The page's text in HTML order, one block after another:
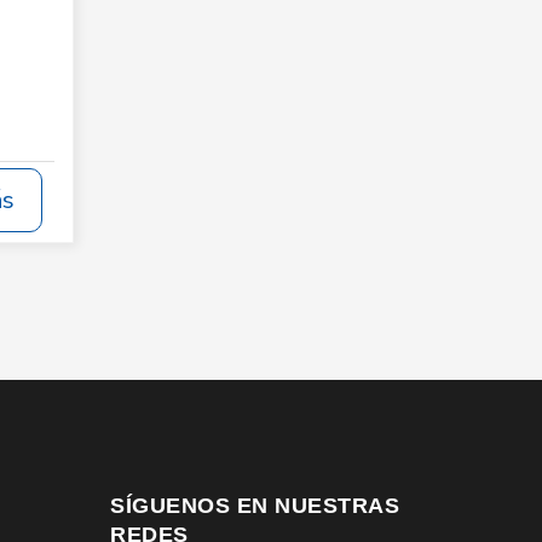
SÍGUENOS EN NUESTRAS
REDES